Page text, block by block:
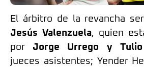
El árbitro de la revancha
Jesús Valenzuela, quien
por Jorge Urrego y Tulio
jueces asistentes; Yender